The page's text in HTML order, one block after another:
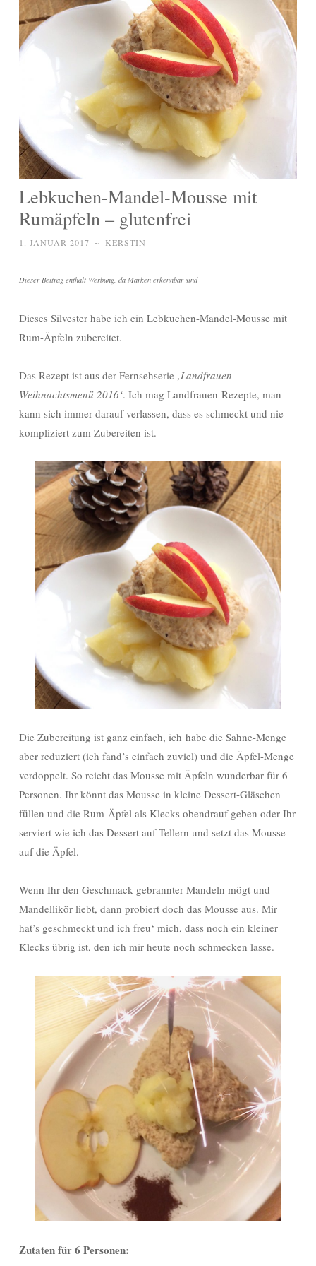
Lebkuchen-Mandel-Mousse mit
Rumäpfeln – glutenfrei
1. JANUAR 2017 ~ KERSTIN
Dieser Beitrag enthält Werbung, da Marken erkennbar sind
Dieses Silvester habe ich ein Lebkuchen-Mandel-Mousse mit
Rum-Äpfeln zubereitet.
Das Rezept ist aus der Fernsehserie ‚Landfrauen-
Weihnachtsmenü 2016‘. Ich mag Landfrauen-Rezepte, man
kann sich immer darauf verlassen, dass es schmeckt und nie
kompliziert zum Zubereiten ist.
Die Zubereitung ist ganz einfach, ich habe die Sahne-Menge
aber reduziert (ich fand’s einfach zuviel) und die Äpfel-Menge
verdoppelt. So reicht das Mousse mit Äpfeln wunderbar für 6
Personen. Ihr könnt das Mousse in kleine Dessert-Gläschen
füllen und die Rum-Äpfel als Klecks obendrauf geben oder Ihr
serviert wie ich das Dessert auf Tellern und setzt das Mousse
auf die Äpfel.
Wenn Ihr den Geschmack gebrannter Mandeln mögt und
Mandellikör liebt, dann probiert doch das Mousse aus. Mir
hat’s geschmeckt und ich freu‘ mich, dass noch ein kleiner
Klecks übrig ist, den ich mir heute noch schmecken lasse.
Zutaten für 6 Personen: